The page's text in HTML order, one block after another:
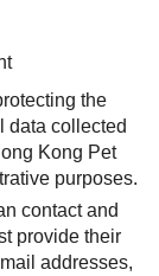
the
data collected
Kong Pet
purposes.
contact and
provide their
addresses,